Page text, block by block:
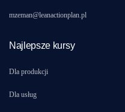
mzeman@leanactionplan.pl
Najlepsze kursy
Dla produkcji
Dla usług